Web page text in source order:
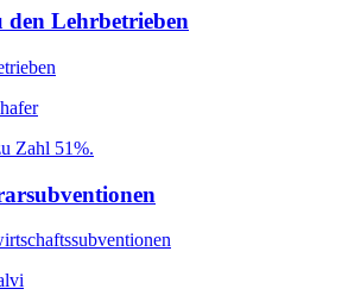
den Lehrbetrieben